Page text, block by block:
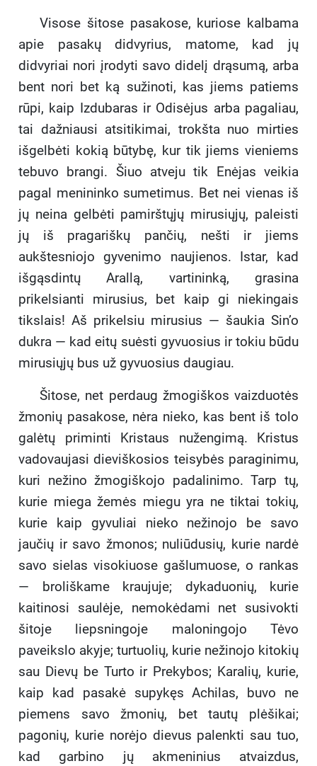
Visose šitose pasakose, kuriose kalbama
apie pasakų didvyrius, matome, kad jų
didvyriai nori įrodyti savo didelį drąsumą, arba
bent nori bet ką sužinoti, kas jiems patiems
rūpi, kaip Izdubaras ir Odisėjus arba pagaliau,
tai dažniausi atsitikimai, trokšta nuo mirties
išgelbėti kokią būtybę, kur tik jiems vieniems
tebuvo brangi. Šiuo atveju tik Enėjas veikia
pagal menininko sumetimus. Bet nei vienas iš
jų neina gelbėti pamirštųjų mirusiųjų, paleisti
jų iš pragariškų pančių, nešti ir jiems
aukštesniojo gyvenimo naujienos. Istar, kad
išgąsdintų Arallą, vartininką, grasina
prikelsianti mirusius, bet kaip gi niekingais
tikslais! Aš prikelsiu mirusius — šaukia Sin’o
dukra — kad eitų suėsti gyvuosius ir tokiu būdu
mirusiųjų bus už gyvuosius daugiau.
Šitose, net perdaug žmogiškos vaizduotės
žmonių pasakose, nėra nieko, kas bent iš tolo
galėtų priminti Kristaus nužengimą. Kristus
vadovaujasi dieviškosios teisybės paraginimu,
kuri nežino žmogiškojo padalinimo. Tarp tų,
kurie miega žemės miegu yra ne tiktai tokių,
kurie kaip gyvuliai nieko nežinojo be savo
jaučių ir savo žmonos; nuliūdusių, kurie nardė
savo sielas visokiuose gašlumuose, o rankas
— broliškame kraujuje; dykaduonių, kurie
kaitinosi saulėje, nemokėdami net susivokti
šitoje liepsningoje maloningojo Tėvo
paveikslo akyje; turtuolių, kurie nežinojo kitokių
sau Dievų be Turto ir Prekybos; Karalių, kurie,
kaip kad pasakė supykęs Achilas, buvo ne
piemens savo žmonių, bet tautų plėšikai;
pagonių, kurie norėjo dievus palenkti sau tuo,
kad garbino jų akmeninius atvaizdus,